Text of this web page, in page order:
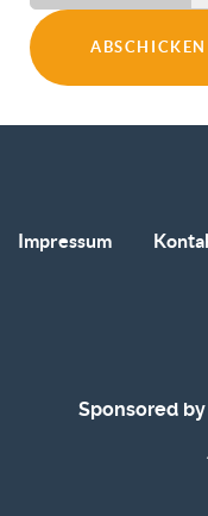
ABSCHICKEN
Impressum
Sponsored by